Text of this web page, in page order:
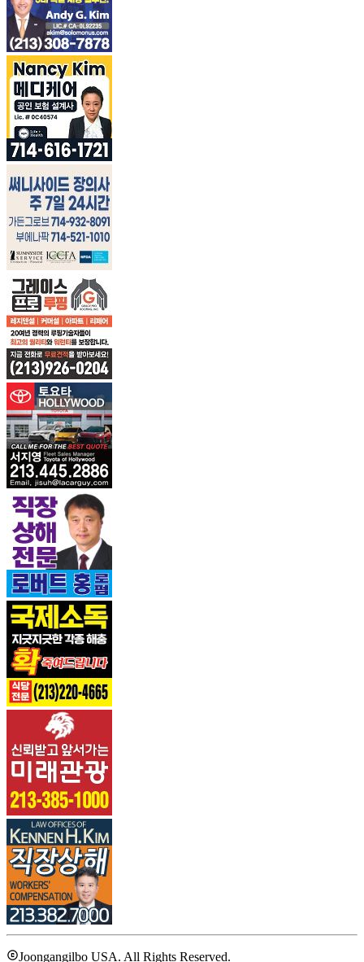
Joongangilbo USA. All Rights Reserved.